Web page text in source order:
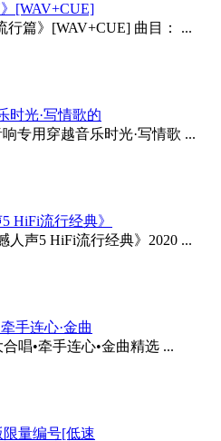
[WAV+CUE]
行篇》[WAV+CUE] 曲目： ...
时光·写情歌的
专用穿越音乐时光·写情歌 ...
HiFi流行经典》
人声5 HiFi流行经典》2020 ...
手连心·金曲
唱•牵手连心•金曲精选 ...
限量编号[低速